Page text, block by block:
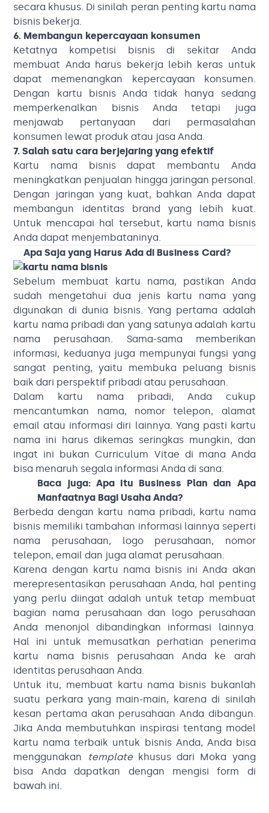
secara khusus. Di sinilah peran penting kartu nama
bisnis bekerja.
6. Membangun kepercayaan konsumen
Ketatnya kompetisi bisnis di sekitar Anda
membuat Anda harus bekerja lebih keras untuk
dapat memenangkan kepercayaan konsumen.
Dengan kartu bisnis Anda tidak hanya sedang
memperkenalkan bisnis Anda tetapi juga
menjawab pertanyaan dari permasalahan
konsumen lewat produk atau jasa Anda.
7. Salah satu cara berjejaring yang efektif
Kartu nama bisnis dapat membantu Anda
meningkatkan penjualan hingga jaringan personal.
Dengan jaringan yang kuat, bahkan Anda dapat
membangun identitas brand yang lebih kuat.
Untuk mencapai hal tersebut, kartu nama bisnis
Anda dapat menjembataninya.
Apa Saja yang Harus Ada di Business Card?
Sebelum membuat kartu nama, pastikan Anda
sudah mengetahui dua jenis kartu nama yang
digunakan di dunia bisnis. Yang pertama adalah
kartu nama pribadi dan yang satunya adalah kartu
nama perusahaan. Sama-sama memberikan
informasi, keduanya juga mempunyai fungsi yang
sangat penting, yaitu membuka peluang bisnis
baik dari perspektif pribadi atau perusahaan.
Dalam kartu nama pribadi, Anda cukup
mencantumkan nama, nomor telepon, alamat
email atau informasi diri lainnya. Yang pasti kartu
nama ini harus dikemas seringkas mungkin, dan
ingat ini bukan Curriculum Vitae di mana Anda
bisa menaruh segala informasi Anda di sana.
Baca juga: Apa Itu Business Plan dan Apa
Manfaatnya Bagi Usaha Anda?
Berbeda dengan kartu nama pribadi, kartu nama
bisnis memiliki tambahan informasi lainnya seperti
nama perusahaan, logo perusahaan, nomor
telepon, email dan juga alamat perusahaan.
Karena dengan kartu nama bisnis ini Anda akan
merepresentasikan perusahaan Anda, hal penting
yang perlu diingat adalah untuk tetap membuat
bagian nama perusahaan dan logo perusahaan
Anda menonjol dibandingkan informasi lainnya.
Hal ini untuk memusatkan perhatian penerima
kartu nama bisnis perusahaan Anda ke arah
identitas perusahaan Anda.
Untuk itu, membuat kartu nama bisnis bukanlah
suatu perkara yang main-main, karena di sinilah
kesan pertama akan perusahaan Anda dibangun.
Jika Anda membutuhkan inspirasi tentang model
kartu nama terbaik untuk bisnis Anda, Anda bisa
menggunakan
templatekhusus dari Moka yang
bisa Anda dapatkan dengan mengisi form di
bawah ini.